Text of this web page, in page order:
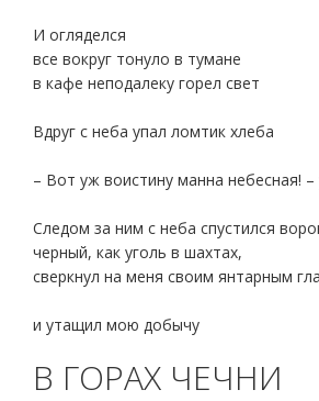
И огляделся
все вокруг тонуло в тумане
в кафе неподалеку горел свет
Вдруг с неба упал ломтик хлеба
– Вот уж воистину манна небесная!
Следом за ним с неба спустился
черный, как уголь в шахтах,
сверкнул на меня своим янтарным
и утащил мою добычу
В ГОРАХ ЧЕЧНИ